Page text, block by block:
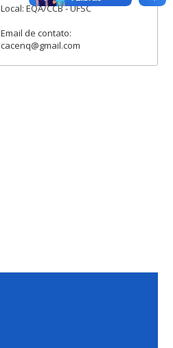
Local: EQA/CCB - UFSC
Email de contato:
cacenq@gmail.com